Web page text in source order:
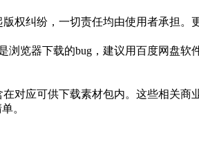
权纠纷，一切责任均由使用者承担。
览器下载的bug，建议用百度网盘软
对应可供下载素材包内。这些相关商
。